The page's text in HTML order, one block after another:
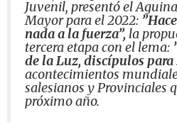
Juvenil, presentó el
Mayor para el 2022:
nada a la fuerza”, la
tercera etapa con el lema:
de la Luz, discípulos para
acontecimientos
salesianos y Provinciales
próximo año.